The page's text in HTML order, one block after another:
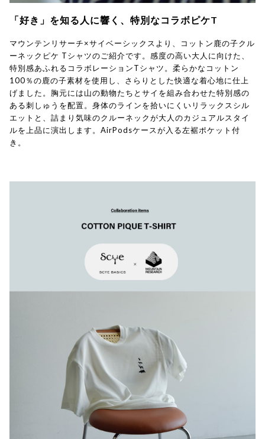
「好き」を知る人に響く、特別なコラボピケT
マウンテンリサーチ×サイベーシックスより、コットン鹿の子クル
ーネックピケ Tシャツのご紹介です。感度の高い大人に向けた、
特別感あふれるコラボレーションTシャツ。柔らかなコットン
100％の鹿の子素材を使用し、さらりとした快適な着心地に仕上
げました。胸元には山の動物たちとサイを組み合わせた特別感の
ある刺しゅうを配置。身体のラインを拾いにくいリラックスシル
エットと、詰まり気味のクルーネックが大人のカジュアルスタイ
ルを上品に演出します。AirPodsケースが入る左裾ポケット付
き。